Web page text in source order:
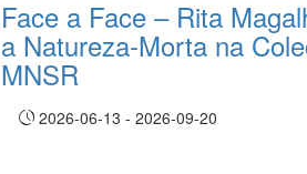
Face a Face – Rita
a Natureza-Morta na
MNSR
2026-06-13 - 2026-09-20